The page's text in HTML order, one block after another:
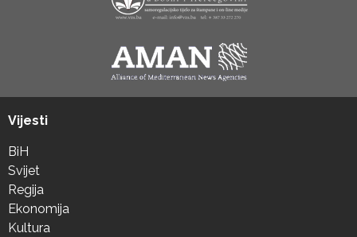
Vijesti
BiH
Svijet
Regija
Ekonomija
Kultura